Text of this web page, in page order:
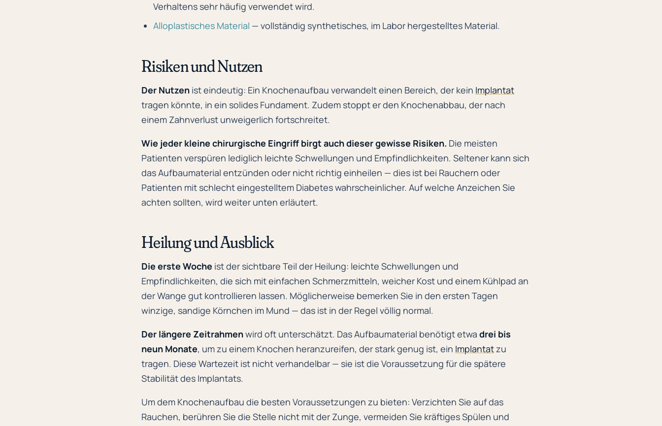
Verhaltens sehr häufig verwendet wird.
Alloplastisches Material — vollständig synthetisches, im Labor hergestelltes Material.
Risiken und Nutzen
Der Nutzen ist eindeutig: Ein Knochenaufbau verwandelt einen Bereich, der kein Implantat
tragen könnte, in ein solides Fundament. Zudem stoppt er den Knochenabbau, der nach
einem Zahnverlust unweigerlich fortschreitet.
Wie jeder kleine chirurgische Eingriff birgt auch dieser gewisse Risiken. Die meisten
Patienten verspüren lediglich leichte Schwellungen und Empfindlichkeiten. Seltener kann sich
das Aufbaumaterial entzünden oder nicht richtig einheilen — dies ist bei Rauchern oder
Patienten mit schlecht eingestelltem Diabetes wahrscheinlicher. Auf welche Anzeichen Sie
achten sollten, wird weiter unten erläutert.
Heilung und Ausblick
Die erste Woche ist der sichtbare Teil der Heilung: leichte Schwellungen und
Empfindlichkeiten, die sich mit einfachen Schmerzmitteln, weicher Kost und einem Kühlpad an
der Wange gut kontrollieren lassen. Möglicherweise bemerken Sie in den ersten Tagen
winzige, sandige Körnchen im Mund — das ist in der Regel völlig normal.
Der längere Zeitrahmenwird oft unterschätzt. Das Aufbaumaterial benötigt etwadrei bis
neun Monate, um zu einem Knochen heranzureifen, der stark genug ist, ein Implantatzu
tragen. Diese Wartezeit ist nicht verhandelbar — sie ist die Voraussetzung für die spätere
Stabilität des Implantats.
Um dem Knochenaufbau die besten Voraussetzungen zu bieten: Verzichten Sie auf das
Rauchen, berühren Sie die Stelle nicht mit der Zunge, vermeiden Sie kräftiges Spülen und